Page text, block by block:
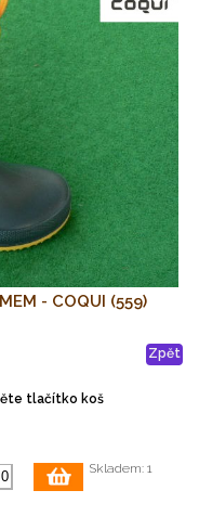
- COQUI (559)
Zpět
tlačítko koš
Skladem: 1